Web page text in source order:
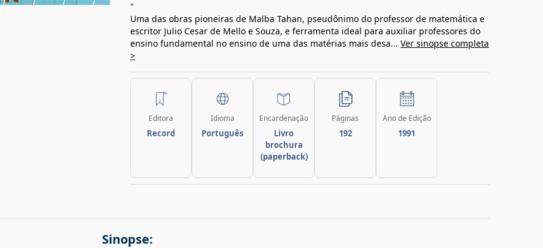
"
Uma das obras pioneiras de Malba Tahan, pseudônimo do professor de matemática e
escritor Julio Cesar de Mello e Souza, e ferramenta ideal para auxiliar professores do
ensino fundamental no ensino de uma das matérias mais desa... Ver sinopse completa
>
Editora
Record
Idioma
Português
Encardenação
Livro
brochura
(paperback)
Páginas
192
Ano de Edição
1991
Sinopse: